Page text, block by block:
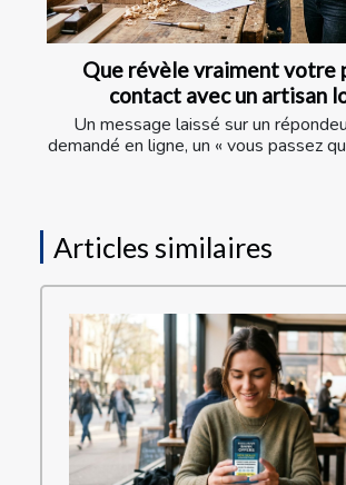
Que révèle vraiment votre
contact avec un artisan
Un message laissé sur un
demandé en ligne, un « vous passez
Articles similaires